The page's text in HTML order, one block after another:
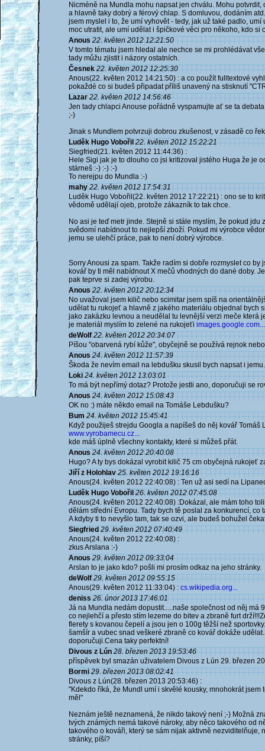
Nicméně na Mundla mohu napsat jen chválu. Mohu
a hlavně taky dobrý a férový chlap. S domluvou, dodáním
jsem myslel i to, že umí vyhovět - tedy, jak už také padlo,
moc utratit, ale umí udělat i špičkové věci pro někoho, kdo si
Anous 22. květen 2012 12:21:50
V tomto tématu jsem hledal ale nechce se mi prohlédávat
tady můžu zjistit i názory ostatních.
Česnek 22. květen 2012 12:25:30
Anous(22. květen 2012 14:21:50) : a co použít fulltextové
pokaždé co si budeš připadat příliš unavený na stisknutí
Lazar 22. květen 2012 14:56:46
Jen tady chlapci Anouse pořádně vyspamujte ať se ta
;-)
Jinak s Mundlem potvrzuji dobrou zkušenost, v zásadě co
Luděk Hugo Vobořil 22. květen 2012 15:22:21
Siegfried(21. květen 2012 11:44:36) :
Hele Sigi jak je to dlouho co jsi kritizoval jistého Huga že je
stárneš :-) :-) :-)
To nerejpu do Mundla :-)
mahy 22. květen 2012 17:54:31
Luděk Hugo Vobořil(22. květen 2012 17:22:21) : ono se to
vědomě udělají ojeb, protože zákazník to tak chce.
No asi je teď metr jinde. Stejně si stále myslím, že pokud
svědomí nabídnout to nejlepší zboží. Pokud mi výrobce
jemu se ulehčí práce, pak to není dobrý výrobce.
Sorry Anousi za spam. Takže radím si dobře rozmyslet co
kovář by ti měl nabídnout X mečů vhodných do dané doby.
pak teprve si zadej výrobu.
Anous 22. květen 2012 20:12:34
No uvažoval jsem kilič nebo scimitar jsem spíš na
udělat tu rukojeť a hlavně z jakého materiálu objednal bych
jako zakázku levnou a neudělal tu levnější verzi meče která
je materiál myslím to zelené na rukojeťi images.google.com...
deWolf 22. květen 2012 20:34:07
Píšou "obarvená rybí kůže", obyčejně se používá rejnok
Anous 24. květen 2012 11:57:39
Škoda že nevím email na lebdušku skusil bych napsat i jemu.
Loki 24. květen 2012 13:03:01
To má být nepřímý dotaz? Protože jestli ano, doporučuji se
Anous 24. květen 2012 15:08:43
OK no :) máte někdo email na Tomáše Lebdušku?
Bum 24. květen 2012 15:45:41
Když použiješ strejdu Googla a napíšeš do něj kovář
www.vyrobamecu.cz...
kde máš úplně všechny kontakty, které si můžeš přát.
Anous 24. květen 2012 20:40:08
Hugo? A ty bys dokázal vyrobit kilič 75 cm obyčejná rukojeť
Jiří z Holohlav 25. květen 2012 19:16:16
Anous(24. květen 2012 22:40:08) : Ten už asi sedí na
Luděk Hugo Vobořil 26. květen 2012 07:45:08
Anous(24. květen 2012 22:40:08) :Dokázal, ale mám toho
dělám střední Evropu. Tady bych tě poslal za konkurencí, co
A kdyby ti to nevyšlo tam, tak se ozvi, ale budeš bohužel
Siegfried 29. květen 2012 07:40:49
Anous(24. květen 2012 22:40:08) :
zkus Arslana :-)
Anous 29. květen 2012 09:33:04
Arslan to je jako kdo? pošli mi prosím odkaz na jeho stránky.
deWolf 29. květen 2012 09:55:15
Anous(29. květen 2012 11:33:04) : cs.wikipedia.org...
deniss 26. únor 2013 17:46:01
Já na Mundla nedám dopustit.....naše společnost od něj má
co nejlehčí a přesto stím lezeme do bitev a zbraně furt
flerety s kovanou čepelí a jsou jen o 100g těžší než
šamšír a vubec snad veškeré zbraně co kovář dokáže
doporučuji.Cena taky perfektní!
Divous z Lún 28. březen 2013 19:53:46
příspěvek byl smazán uživatelem Divous z Lún 29. březen
Bormi 29. březen 2013 08:02:41
Divous z Lún(28. březen 2013 20:53:46) :
"Kdekdo říká, že Mundl umí i skvělé kousky, mnohokrát
měl"
Neznám ještě neznamená, že nikdo takový není ;-) Možná
tvých známých nemá takové nároky, aby něco takového od
takového o kováři, který se sám nijak aktivně nezviditelňuje,
stránky, píší?